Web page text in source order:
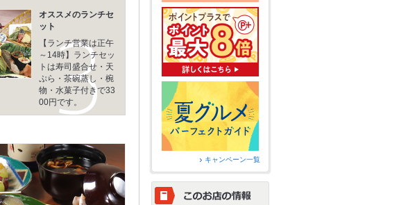
オススメのランチセ
ット
【ランチ営業は正午
～14時】ランチセッ
トは寿司盛合せ・天
ぷら・茶碗蒸し・椀
物・水菓子付きで33
00円です。
キャンペーン一覧